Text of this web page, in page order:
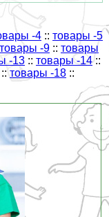
-4 :: товары -5
товары -9 :: товары
-13 :: товары -14::
:: товары -18 ::